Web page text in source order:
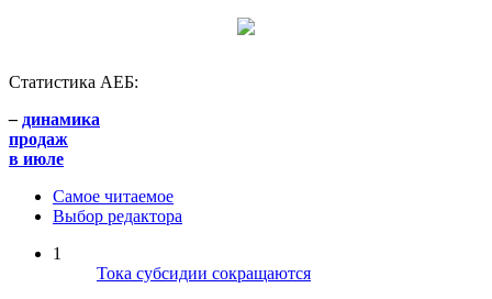
Статистика АЕБ:
– динамика
продаж
в июле
Самое читаемое
Выбор редактора
1
Тока субсидии сокращаются